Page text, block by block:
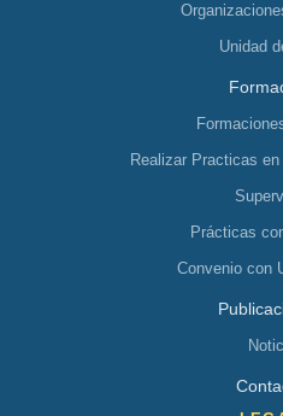
Unidad
Realizar Practicas
Prácticas
Convenio con